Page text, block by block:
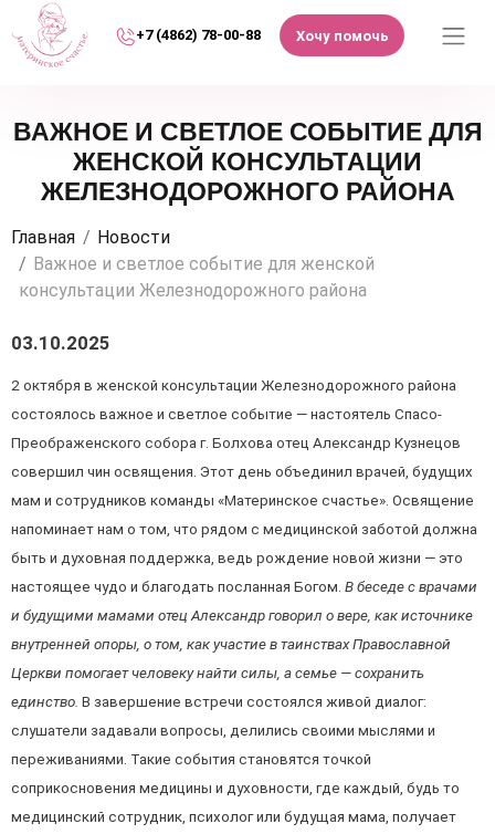
+7 (4862) 78-00-88 Хочу помочь
ВАЖНОЕ И СВЕТЛОЕ СОБЫТИЕ ДЛЯ
ЖЕНСКОЙ КОНСУЛЬТАЦИИ
ЖЕЛЕЗНОДОРОЖНОГО РАЙОНА
Главная
Новости
Важное и светлое событие для женской
консультации Железнодорожного района
03.10.2025
2 октября в женской консультации Железнодорожного района
состоялось важное и светлое событие — настоятель Спасо-
Преображенского собора г. Болхова отец Александр Кузнецов
совершил чин освящения. Этот день объединил врачей, будущих
мам и сотрудников команды «Материнское счастье». Освящение
напоминает нам о том, что рядом с медицинской заботой должна
быть и духовная поддержка, ведь рождение новой жизни — это
настоящее чудо и благодать посланная Богом.В беседе с врачами
и будущими мамами отец Александр говорил о вере, как источнике
внутренней опоры, о том, как участие в таинствах Православной
Церкви помогает человеку найти силы, а семье — сохранить
единство.В завершение встречи состоялся живой диалог:
слушатели задавали вопросы, делились своими мыслями и
переживаниями. Такие события становятся точкой
соприкосновения медицины и духовности, где каждый, будь то
медицинский сотрудник, психолог или будущая мама, получает